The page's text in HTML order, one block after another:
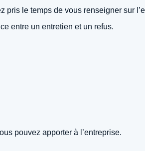
le temps de vous renseigner sur
entre un entretien et un refus.
pouvez apporter à l’entreprise.